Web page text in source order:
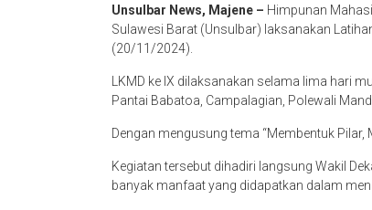
Unsulbar News, Majene – Himpunan
Sulawesi Barat (Unsulbar) laksanakan
(20/11/2024).
LKMD ke IX dilaksanakan selama lima hari
Pantai Babatoa, Campalagian, Polewali
Dengan mengusung tema “Membentuk
Kegiatan tersebut dihadiri langsung Wakil
banyak manfaat yang didapatkan dalam